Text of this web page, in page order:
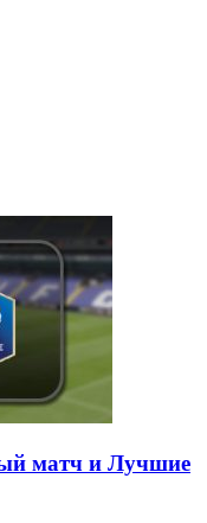
матч и Лучшие